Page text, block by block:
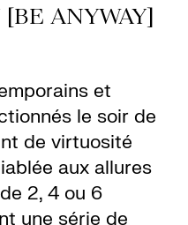
ANYWAY]
et
le soir de
de virtuosité
aux allures
2, 4 ou 6
une série de